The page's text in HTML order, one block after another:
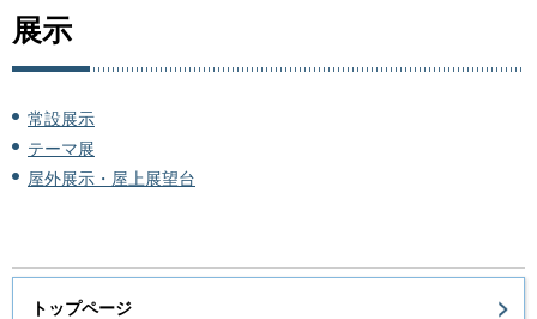
展示
常設展示
テーマ展
屋外展示・屋上展望台
トップページ